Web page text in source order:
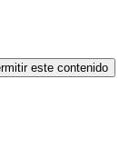
este contenido